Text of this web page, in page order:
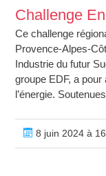
Challenge
Ce challenge
Provence-Alpes-
Industrie du futur
groupe EDF, a
l’énergie.
8 juin 2024 à